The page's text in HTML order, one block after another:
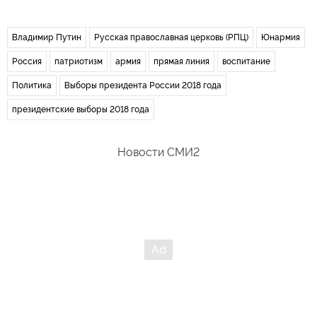
Владимир Путин Русская православная церковь (РПЦ) Юнармия
Россия патриотизм армия прямая линия воспитание
Политика Выборы президента России 2018 года
президентские выборы 2018 года
Новости СМИ2